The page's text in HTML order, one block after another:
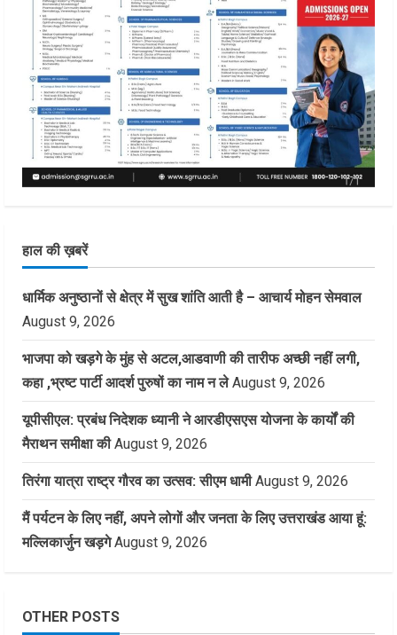
हाल की ख़बरें
धार्मिक अनुष्ठानों से क्षेत्र में सुख शांति आती है – आचार्य मोहन सेमवाल
August 9, 2026
भाजपा को खड़गे के मुंह से अटल,आडवाणी की तारीफ अच्छी नहीं लगी,
कहा ,भ्रष्ट पार्टी आदर्श पुरुषों का नाम न ले August 9, 2026
यूपीसीएल: प्रबंध निदेशक ध्यानी ने आरडीएसएस योजना के कार्यों की
मैराथन समीक्षा की August 9, 2026
तिरंगा यात्रा राष्ट्र गौरव का उत्सव: सीएम धामी August 9, 2026
मैं पर्यटन के लिए नहीं, अपने लोगों और जनता के लिए उत्तराखंड आया हूं:
मल्लिकार्जुन खड़गे August 9, 2026
OTHER POSTS